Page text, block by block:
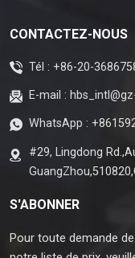
CONTACTEZ-NOUS
Tél : +86-20-
E-mail :
WhatsApp :
#29, Lingdong
S'ABONNER
Pour toute demande